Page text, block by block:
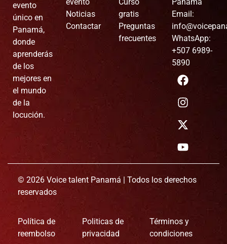
evento
único en
Panamá,
donde
aprenderás
de los
mejores en
el mundo
de la
locución.
Noticias
Contactar
gratis
Preguntas
frecuentes
Email:
WhatsApp:
+507 6989-
5890
© 2026 Voice talent Panamá | Todos los derechos
reservados
Política de
reembolso
Politicas de
privacidad
Términos y
condiciones